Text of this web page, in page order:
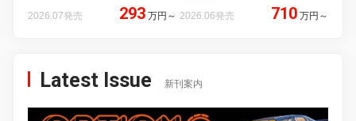
2026.07発売 293 万円 ～ 2026.06発売 710 万円 ～
Latest Issue 新刊案内